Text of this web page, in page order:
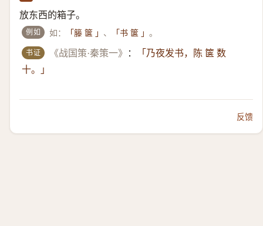
放东西的箱子。
例如 如： 「籐 箧 」 、 「书 箧 」。
书证 《战国策·秦策一》 ：
「乃夜发书，陈 箧 数
十。」
反馈